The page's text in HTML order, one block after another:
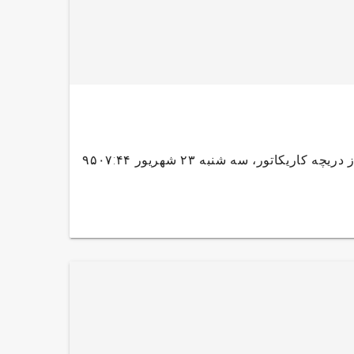
کاریکاتور روز سه شنبه، ۲۳ شهریور ۹۵نگاهی به اخبار روز جهان از دریچه کاریکاتور، سه شنبه ۲۳ شهریور ۹۵۰۷:۴۴